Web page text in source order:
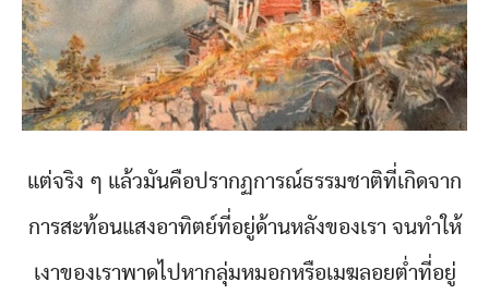
แต่จริง ๆ แล้วมันคือปรากฏการณ์ธรรมชาติที่เกิดจาก
การสะท้อนแสงอาทิตย์ที่อยู่ด้านหลังของเรา จนทำให้
เงาของเราพาดไปหากลุ่มหมอกหรือเมฆลอยต่ำที่อยู่